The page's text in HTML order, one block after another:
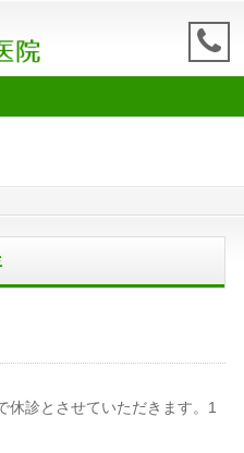
休診とさせていただきます。1